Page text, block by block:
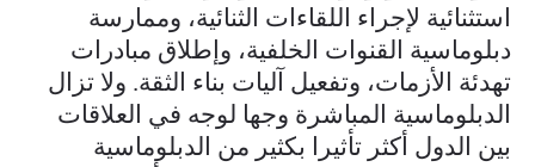
استثنائية لإجراء اللقاءات الثنائية، وممارسة
دبلوماسية القنوات الخلفية، وإطلاق مبادرات
تهدئة الأزمات، وتفعيل آليات بناء الثقة. ولا تزال
الدبلوماسية المباشرة وجها لوجه في العلاقات
بين الدول أكثر تأثيرا بكثير من الدبلوماسية